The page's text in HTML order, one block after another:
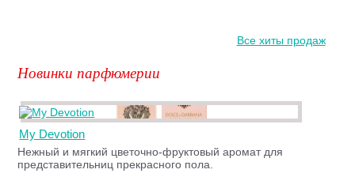
Все хиты продаж
Новинки парфюмерии
My Devotion
Нежный и мягкий цветочно-фруктовый аромат для
представительниц прекрасного пола.